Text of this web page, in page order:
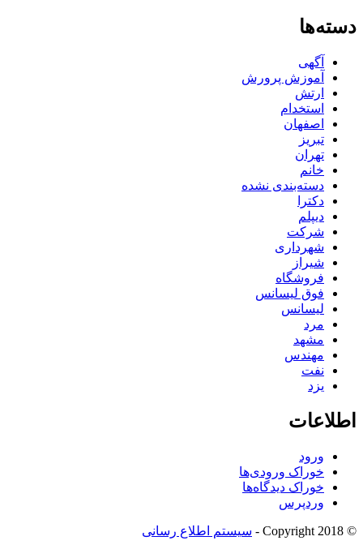
دسته‌ها
آگهی
آموزش پرورش
ارتش
استخدام
اصفهان
تبریز
تهران
خانم
دسته‌بندی نشده
دکترا
دیپلم
شرکت
شهرداری
شیراز
فروشگاه
فوق لیسانس
لیسانس
مرد
مشهد
مهندس
نفت
یزد
اطلاعات
ورود
خوراک ورودی‌ها
خوراک دیدگاه‌ها
وردپرس
© Copyright 2018 - سیستم اطلاع رسانی